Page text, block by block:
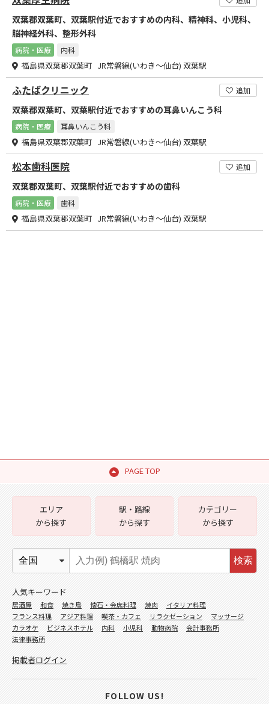
双葉郡双葉町、双葉駅付近でおすすめの内科、精神科、小児科、
脳神経外科、整形外科
病院・医療 内科
福島県双葉郡双葉町 JR常磐線(いわき～仙台) 双葉駅
ふたばクリニック 追加
双葉郡双葉町、双葉駅付近でおすすめの耳鼻いんこう科
病院・医療 耳鼻いんこう科
福島県双葉郡双葉町 JR常磐線(いわき～仙台) 双葉駅
松本歯科医院 追加
双葉郡双葉町、双葉駅付近でおすすめの歯科
病院・医療 歯科
福島県双葉郡双葉町 JR常磐線(いわき～仙台) 双葉駅
PAGE TOP
エリア
から探す
駅・路線
から探す
カテゴリー
から探す
検索
人気キーワード
居酒屋 和食 焼き鳥 懐石・会席料理 焼肉
イタリア料理
フランス料理
アジア料理 喫茶・カフェ リラクゼーション
マッサージ
カラオケ
ビジネスホテル 内科 小児科 動物病院
会計事務所
法律事務所
掲載者ログイン
FOLLOW US!